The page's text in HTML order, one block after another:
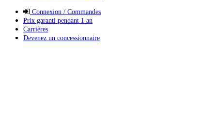
Connexion / Commandes
Prix garanti pendant 1 an
Carrières
Devenez un concessionnaire